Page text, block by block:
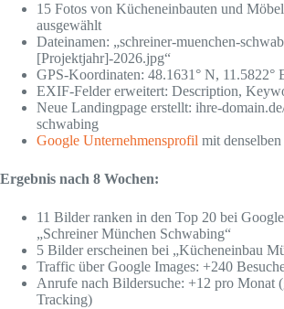
15 Fotos von Kücheneinbauten und
ausgewählt
Dateinamen: „schreiner-muenchen-
[Projektjahr]-2026.jpg“
GPS-Koordinaten: 48.1631° N, 11.5822°
EXIF-Felder erweitert: Description,
Neue Landingpage erstellt: ihre-
schwabing
Google Unternehmensprofil mit
Ergebnis nach 8 Wochen:
11 Bilder ranken in den Top 20 bei
„Schreiner München Schwabing“
5 Bilder erscheinen bei „Kücheneinbau
Traffic über Google Images: +240
Anrufe nach Bildersuche: +12 pro Monat
Tracking)